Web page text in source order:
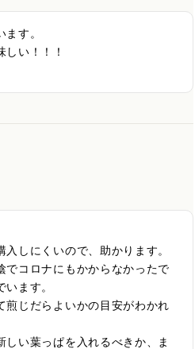
す。
い！！！
しにくいので、助かります。
でコロナにもかからなかったで
ます。
煎じだらよいかの目安がわかれ
しい葉っぱを入れるべきか、ま